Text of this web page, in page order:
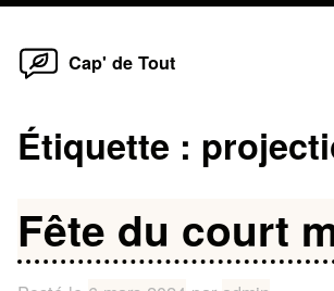
Skip
Cap' de Tout
Étiquette :
Fête du court